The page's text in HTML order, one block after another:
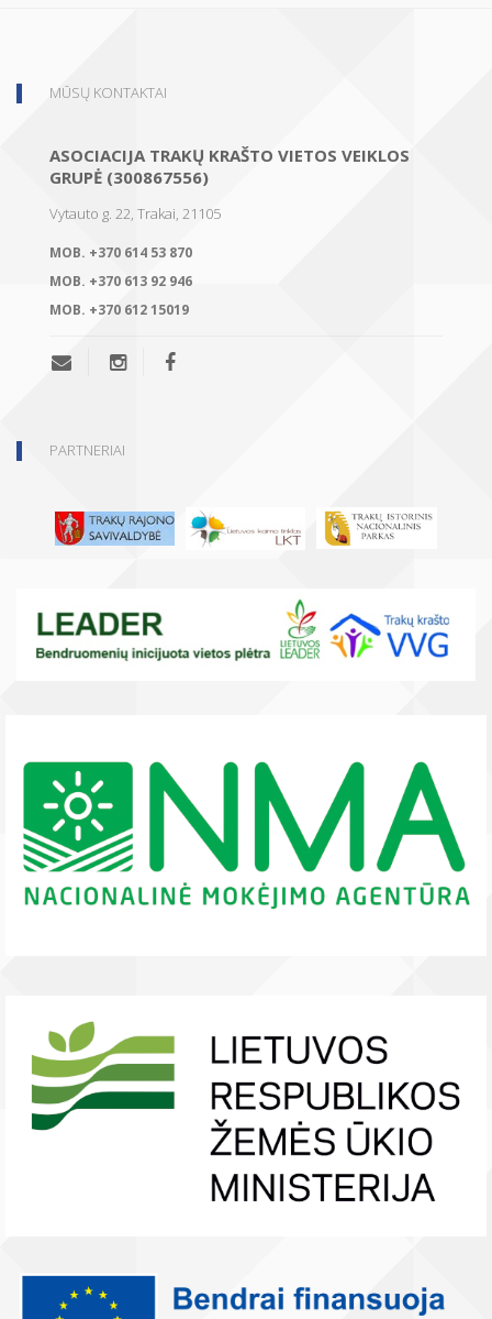
MŪSŲ KONTAKTAI
ASOCIACIJA TRAKŲ KRAŠTO VIETOS VEIKLOS
GRUPĖ (300867556)
Vytauto g. 22, Trakai, 21105
MOB. +370 614 53 870
MOB. +370 613 92 946
MOB. +370 612 15019
PARTNERIAI